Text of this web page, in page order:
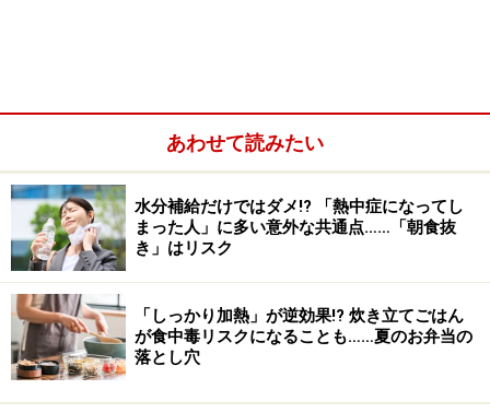
変」です。これは簡単に言うと、脳の血管の老化によっ
やアルツハイマー病の独立したリスク因子と考えられて
います。
あわせて読みたい
水分補給だけではダメ!? 「熱中症になってし
まった人」に多い意外な共通点……「朝食抜
き」はリスク
「しっかり加熱」が逆効果!? 炊き立てごはん
が食中毒リスクになることも……夏のお弁当の
落とし穴